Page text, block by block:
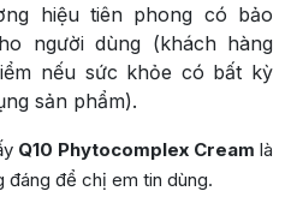
hiệu tiên phong có bảo
người dùng (khách hàng
nếu sức khỏe có bất kỳ
sản phẩm).
Q10 Phytocomplex Cream là
đáng để chị em tin dùng.